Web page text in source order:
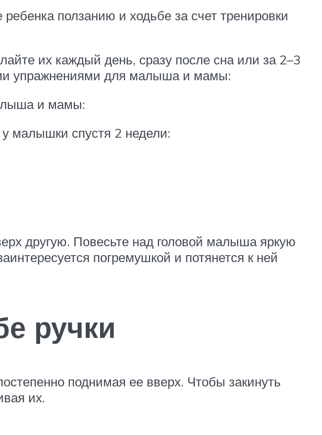
ползанию и ходьбе за счет тренировки
их каждый день, сразу после сна или за 2–3
упражнениями для малыша и мамы:
и мамы:
у малышки спустя 2 недели:
другую. Повесьте над головой малыша яркую
погремушкой и потянется к ней
ручки
поднимая ее вверх. Чтобы закинуть
их.